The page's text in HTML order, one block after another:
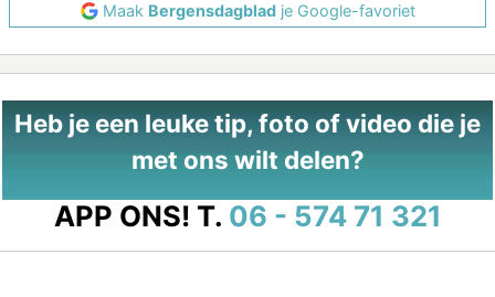
Maak Bergensdagbladje Google-favoriet
Heb je een leuke tip, foto of video die je
met ons wilt delen?
APP ONS! T. 06 - 574 71 321